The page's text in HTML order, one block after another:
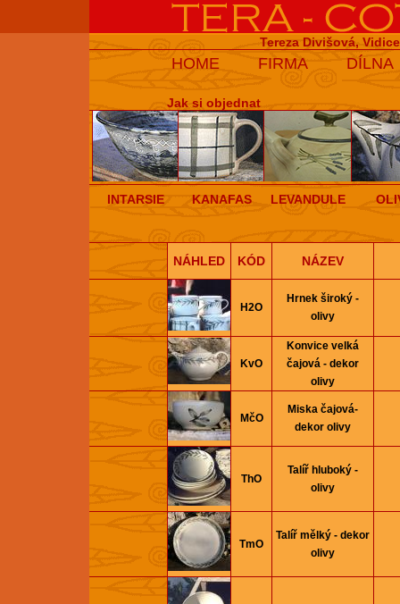
Tereza Divišová,
HOME FIRMA DÍLNA
Jak si objednat
INTARSIE KANAFAS LEVANDULE
NÁHLED KÓD NÁZEV
H2O
Hrnek široký -
olivy
KvO
Konvice velká
čajová - dekor
olivy
MčO
Miska čajová-
dekor olivy
ThO
Talíř hluboký -
olivy
TmO
Talíř mělký - dekor
olivy